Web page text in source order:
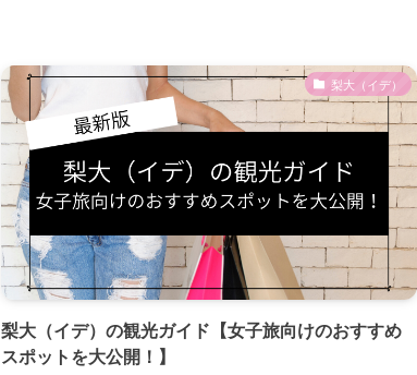
梨大（イデ）
梨大（イデ）の観光ガイド【女子旅向けのおすすめ
スポットを大公開！】